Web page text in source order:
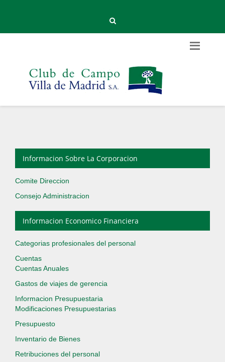
Informacion Sobre La Corporacion
Comite Direccion
Consejo Administracion
Informacion Economico Financiera
Categorias profesionales del personal
Cuentas
Cuentas Anuales
Gastos de viajes de gerencia
Informacion Presupuestaria
Modificaciones Presupuestarias
Presupuesto
Inventario de Bienes
Retribuciones del personal